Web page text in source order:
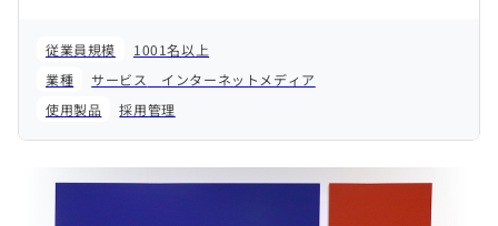
従業員規模
1001名以上
業種
サービス
インターネットメディア
使用製品
採用管理